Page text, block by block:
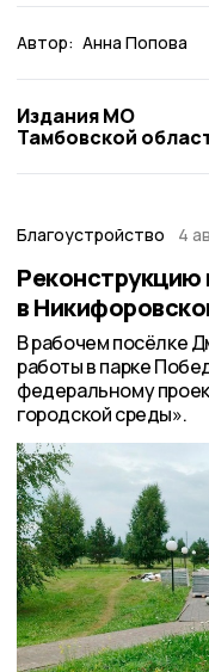
Автор: Анна Попова
Издания МО
Тамбовской
Благоустройство 4
в
В рабочем посёлке
работы в парке
федеральному
городской среды».